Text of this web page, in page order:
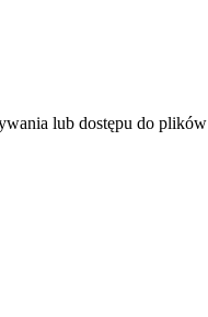
lub dostępu do plików